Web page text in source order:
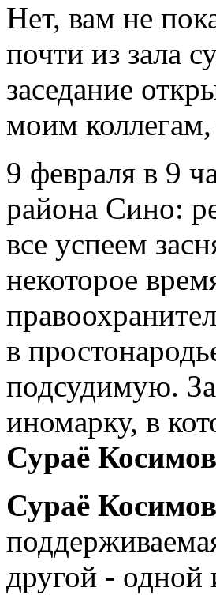
Нет, вам не
почти из зала
заседание
моим коллегам,
9 февраля в 9
района Сино:
все успеем
некоторое
в
подсудимую.
иномарку, в
Сураё
Сураё
другой - одной